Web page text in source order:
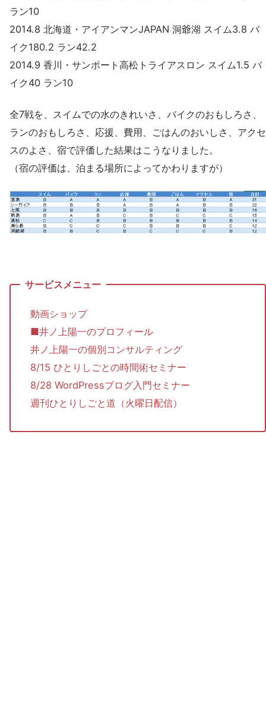
ラン10
2014.8 北海道・アイアンマンJAPAN 洞爺湖 スイム3.8 バ
イク180.2 ラン42.2
2014.9 香川・サンポート高松トライアスロン スイム1.5 バ
イク40 ラン10
全7戦を、スイムでの水のきれいさ、バイクのおもしろさ、
ランのおもしろさ、応援、費用、ごはんのおいしさ、アクセ
スのよさ、宿で評価した結果はこうなりました。
（宿の評価は、泊まる場所によってかわりますが）
動画ショップ
■井ノ上陽一のプロフィール
井ノ上陽一の個別コンサルティング
8/15 ひとりしごとの時間術セミナー
8/28 WordPressブログ入門セミナー
週刊ひとりしごと道（火曜日配信）